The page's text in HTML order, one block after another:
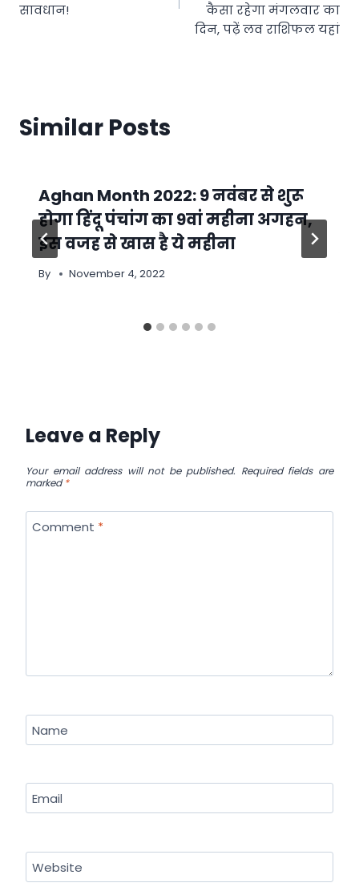
सावधान!
कैसा रहेगा मंगलवार का
दिन, पढ़ें लव राशिफल यहां
Similar Posts
Aghan Month 2022: 9 नवंबर से शुरू
होगा हिंदू पंचांग का 9वां महीना अगहन,
इस वजह से खास है ये महीना
By November 4, 2022
Leave a Reply
Your email address will not be published. Required fields are
marked*
Comment *
Name
Email
Website